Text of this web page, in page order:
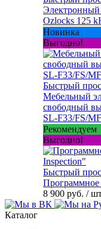
Электронный
Ozlocks 125
Новинка
Выгодно!
Быстрый
Мебельный
свободный
SL-F33/FS/
Рекомендуем
Выгодно!
Быстрый
Программное
8 900 руб. /
Каталог